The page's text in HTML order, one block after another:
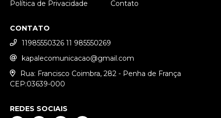
Política de Privacidade Contato
CONTATO
11985550326 11 985550269
kapalecomunicacao@gmail.com
Rua: Francisco Coimbra, 282 - Penha de França
CEP:03639-000
REDES SOCIAIS